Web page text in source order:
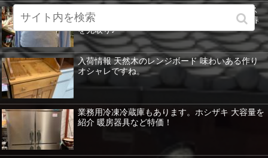
【古着】まだ寒い日が続くけど気分は春♪アース
ミュージック&エコロジーのきれい色ニットで春
を先取り♪
入荷情報 天然木のレンジボード 味わいある作り
オシャレですね。
業務用冷凍冷蔵庫もあります。ホシザキ 大容量を
紹介 暖房器具など特価！